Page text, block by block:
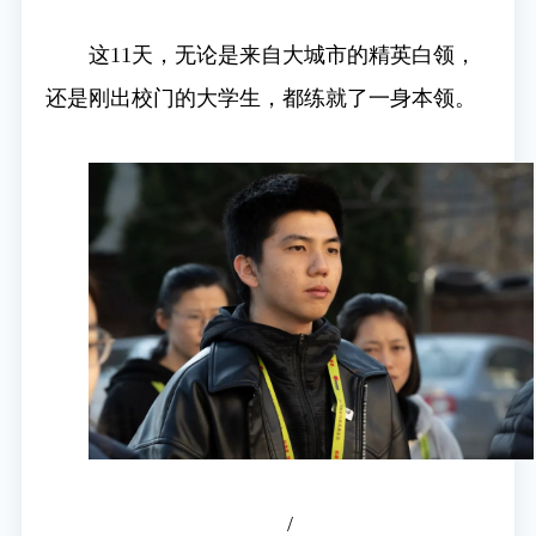
这11天，无论是来自大城市的精英白领，
还是刚出校门的大学生，都练就了一身本领。
/